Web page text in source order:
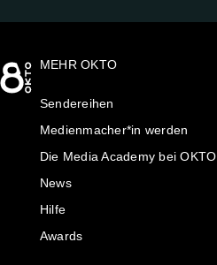
MEHR OKTO
Sendereihen
Medienmacher*in werden
Die Media Academy bei OKTO
News
Hilfe
Awards